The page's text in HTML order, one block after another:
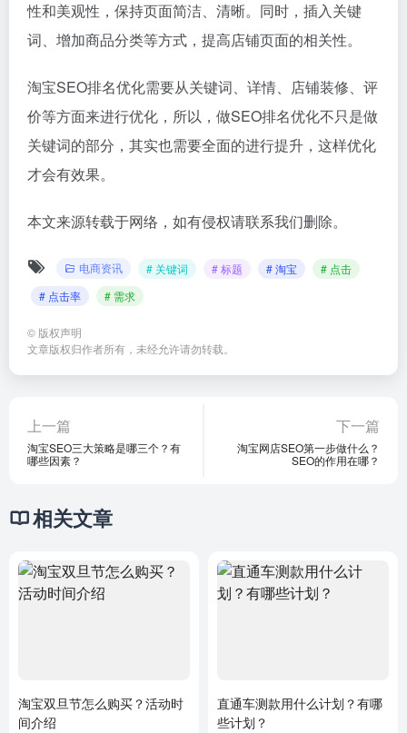
性和美观性，保持页面简洁、清晰。同时，插入关键
词、增加商品分类等方式，提高店铺页面的相关性。
淘宝SEO排名优化需要从关键词、详情、店铺装修、评
价等方面来进行优化，所以，做SEO排名优化不只是做
关键词的部分，其实也需要全面的进行提升，这样优化
才会有效果。
本文来源转载于网络，如有侵权请联系我们删除。
电商资讯 # 关键词 # 标题 # 淘宝
# 点击
# 点击率
# 需求
© 版权声明
文章版权归作者所有，未经允许请勿转载。
上一篇
淘宝SEO三大策略是哪三个？有
哪些因素？
下一篇
淘宝网店SEO第一步做什么？
SEO的作用在哪？
相关文章
淘宝双旦节怎么购买？活动时
间介绍
直通车测款用什么计划？有哪
些计划？